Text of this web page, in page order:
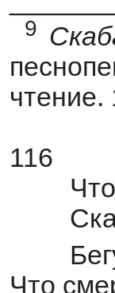
9
116
Что